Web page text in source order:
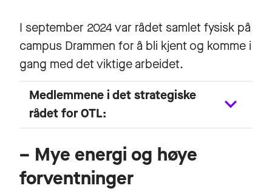
I september 2024 var rådet samlet fysisk på
campus Drammen for å bli kjent og komme i
gang med det viktige arbeidet.
Medlemmene i det strategiske
rådet for OTL:
– Mye energi og høye
forventninger